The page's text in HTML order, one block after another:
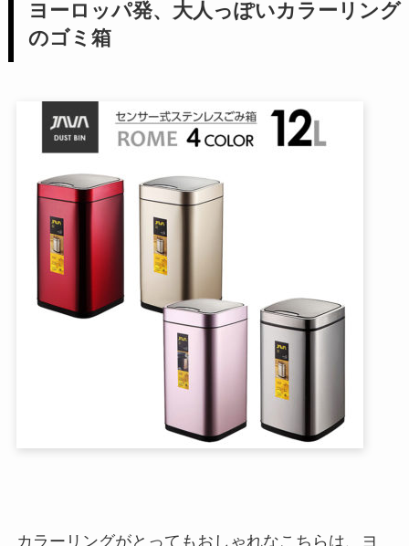
ヨーロッパ発、大人っぽいカラーリング
のゴミ箱
カラーリングがとってもおしゃれなこちらは、ヨ